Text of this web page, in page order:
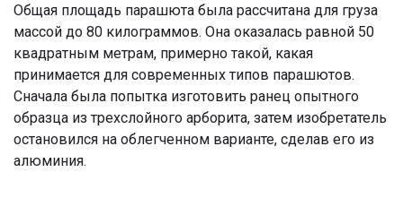
Общая площадь парашюта была рассчитана для груза
массой до 80 килограммов. Она оказалась равной 50
квадратным метрам, примерно такой, какая
принимается для современных типов парашютов.
Сначала была попытка изготовить ранец опытного
образца из трехслойного арборита, затем изобретатель
остановился на облегченном варианте, сделав его из
алюминия.